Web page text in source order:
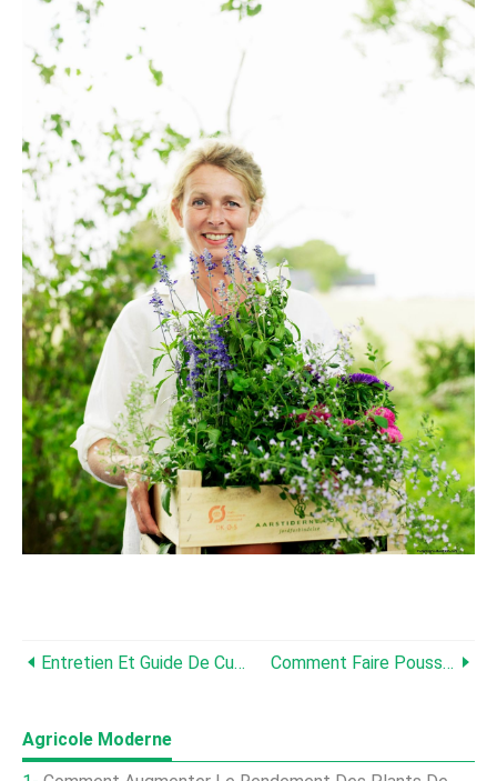
Entretien Et Guide De Culture Des Rosiers Grimpants :pour Une Floraison Estivale Imbattable Comment Faire Pousser De L'herbe Avec Des Chiens :5 Conseils Pour Protéger Votre Pelouse Des Animaux Domestiques
Agricole Moderne